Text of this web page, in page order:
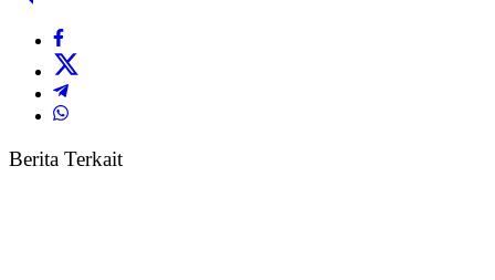
Berita Terkait